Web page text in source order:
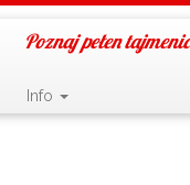
Poznaj pełen
Info